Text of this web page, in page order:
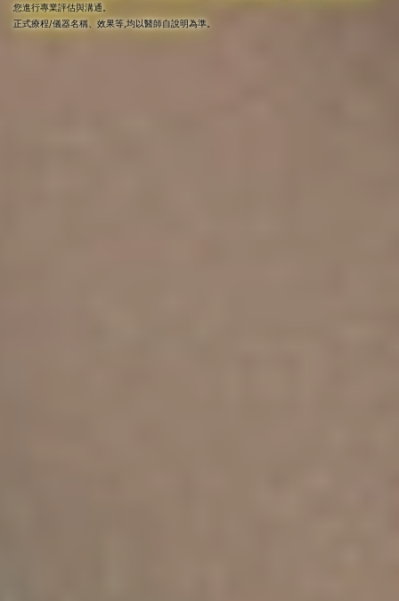
您進行專業評估與溝通。
正式療程/儀器名稱、效果等,均以醫師自說明為準。